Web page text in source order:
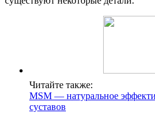
Читайте также:
MSM — натуральное
суставов